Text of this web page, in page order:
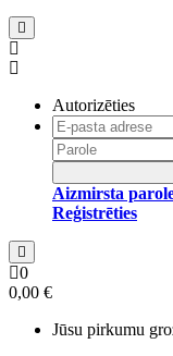
Autorizēties
Aizmirsta
Reģistrēties
0
0,00 €
Jūsu pirkumu